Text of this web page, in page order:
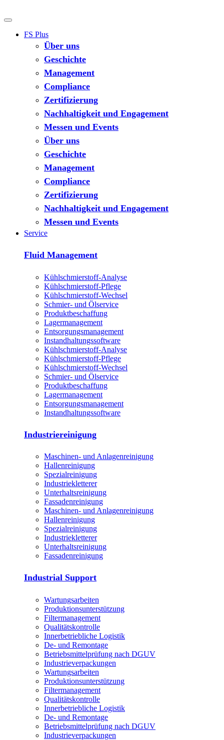
FS Plus
Über uns
Geschichte
Management
Compliance
Zertifizierung
Nachhaltigkeit und Engagement
Messen und Events
Über uns
Geschichte
Management
Compliance
Zertifizierung
Nachhaltigkeit und Engagement
Messen und Events
Service
Fluid Management
Kühlschmierstoff-Analyse
Kühlschmierstoff-Pflege
Kühlschmierstoff-Wechsel
Schmier- und Ölservice
Produktbeschaffung
Lagermanagement
Entsorgungs­management
Instandhaltungs­software
Kühlschmierstoff-Analyse
Kühlschmierstoff-Pflege
Kühlschmierstoff-Wechsel
Schmier- und Ölservice
Produktbeschaffung
Lagermanagement
Entsorgungs­management
Instandhaltungs­software
Industriereinigung
Maschinen- und Anlagenreinigung
Hallenreinigung
Spezialreinigung
Industriekletterer
Unterhaltsreinigung
Fassadenreinigung
Maschinen- und Anlagenreinigung
Hallenreinigung
Spezialreinigung
Industriekletterer
Unterhaltsreinigung
Fassadenreinigung
Industrial Support
Wartungsarbeiten
Produktions­unterstützung
Filtermanagement
Qualitätskontrolle
Innerbetriebliche Logistik
De- und Remontage
Betriebsmittelprüfung nach DGUV
Industrieverpackungen
Wartungsarbeiten
Produktions­unterstützung
Filtermanagement
Qualitätskontrolle
Innerbetriebliche Logistik
De- und Remontage
Betriebsmittelprüfung nach DGUV
Industrieverpackungen